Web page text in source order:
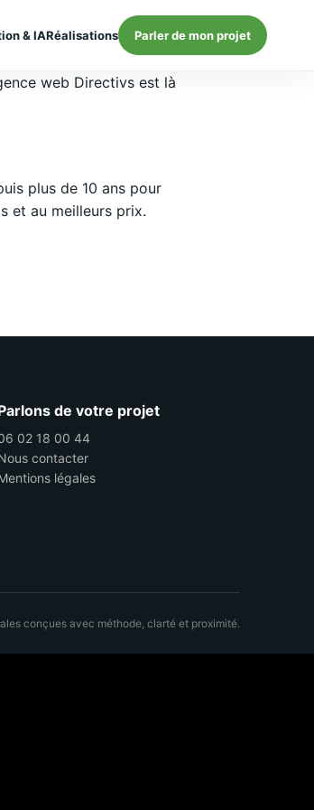
& IARéalisations Parler de mon projet
web Directivs est là
plus de 10 ans pour
et au meilleurs prix.
de votre projet
02 18 00 44
contacter
légales
conçues avec méthode, clarté et proximité.